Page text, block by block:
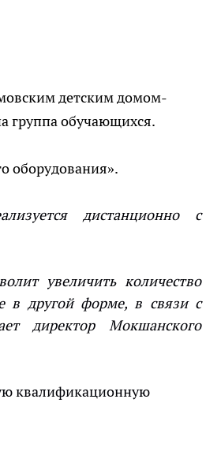
детским домом-
группа обучающихся.
оборудования».
дистанционно с
увеличить количество
в другой форме, в связи с
директор Мокшанского
квалификационную